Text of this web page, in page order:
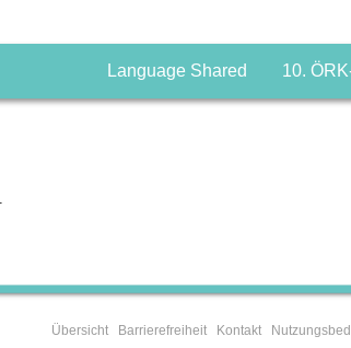
Language Shared 10.
Übersicht Barrierefreiheit Kontakt